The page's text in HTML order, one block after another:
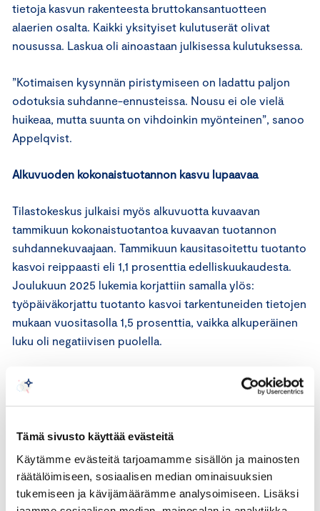
Tämä sivusto käyttää evästeitä
Käytämme evästeitä tarjoamamme sisällön ja mainosten
räätälöimiseen, sosiaalisen median ominaisuuksien
tukemiseen ja kävijämäärämme analysoimiseen. Lisäksi
tietoja kasvun rakenteesta bruttokansantuotteen
alaerien osalta. Kaikki yksityiset kulutuserät olivat
nousussa. Laskua oli ainoastaan julkisessa kulutuksessa.
”Kotimaisen kysynnän piristymiseen on ladattu paljon
odotuksia suhdanne-ennusteissa. Nousu ei ole vielä
huikeaa, mutta suunta on vihdoinkin myönteinen”, sanoo
Appelqvist.
Alkuvuoden kokonaistuotannon kasvu lupaavaa
Tilastokeskus julkaisi myös alkuvuotta kuvaavan
tammikuun kokonaistuotantoa kuvaavan tuotannon
suhdannekuvaajaan. Tammikuun kausitasoitettu tuotanto
kasvoi reippaasti eli 1,1 prosenttia edelliskuukaudesta.
Joulukuun 2025 lukemia korjattiin samalla ylös:
työpäiväkorjattu tuotanto kasvoi tarkentuneiden tietojen
mukaan vuositasolla 1,5 prosenttia, vaikka alkuperäinen
luku oli negatiivisen puolella.
”Liian vahvoja johtopäätöksiä ei saa vetää, mutta näyttää
siltä, että vuoden startti on hyvä”, sanoo Appelqvist.